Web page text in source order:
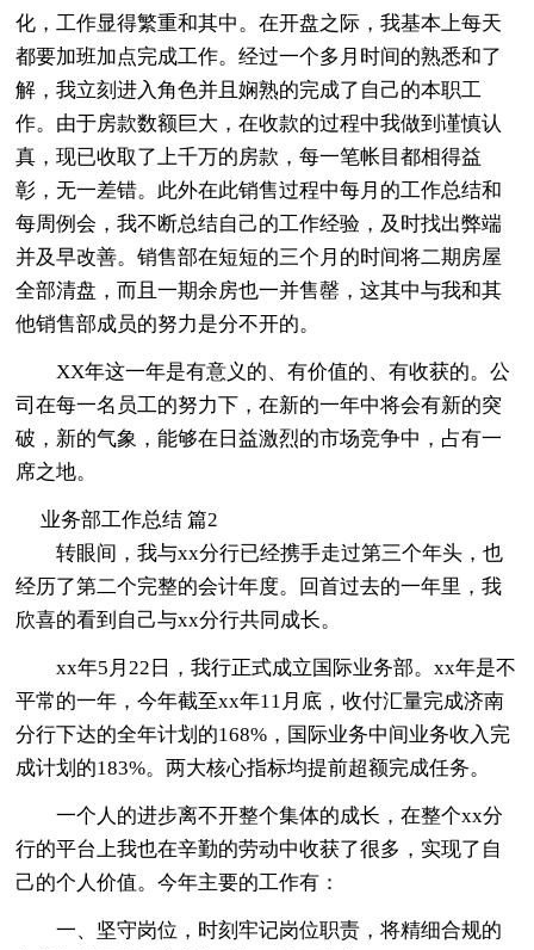
化，工作显得繁重和其中。在开盘之际，我基本上每天
都要加班加点完成工作。经过一个多月时间的熟悉和了
解，我立刻进入角色并且娴熟的完成了自己的本职工
作。由于房款数额巨大，在收款的过程中我做到谨慎认
真，现已收取了上千万的房款，每一笔帐目都相得益
彰，无一差错。此外在此销售过程中每月的工作总结和
每周例会，我不断总结自己的工作经验，及时找出弊端
并及早改善。销售部在短短的三个月的时间将二期房屋
全部清盘，而且一期余房也一并售罄，这其中与我和其
他销售部成员的努力是分不开的。
XX年这一年是有意义的、有价值的、有收获的。公
司在每一名员工的努力下，在新的一年中将会有新的突
破，新的气象，能够在日益激烈的市场竞争中，占有一
席之地。
业务部工作总结 篇2
转眼间，我与xx分行已经携手走过第三个年头，也
经历了第二个完整的会计年度。回首过去的一年里，我
欣喜的看到自己与xx分行共同成长。
xx年5月22日，我行正式成立国际业务部。xx年是不
平常的一年，今年截至xx年11月底，收付汇量完成济南
分行下达的全年计划的168%，国际业务中间业务收入完
成计划的183%。两大核心指标均提前超额完成任务。
一个人的进步离不开整个集体的成长，在整个xx分
行的平台上我也在辛勤的劳动中收获了很多，实现了自
己的个人价值。今年主要的工作有：
一、坚守岗位，时刻牢记岗位职责，将精细合规的